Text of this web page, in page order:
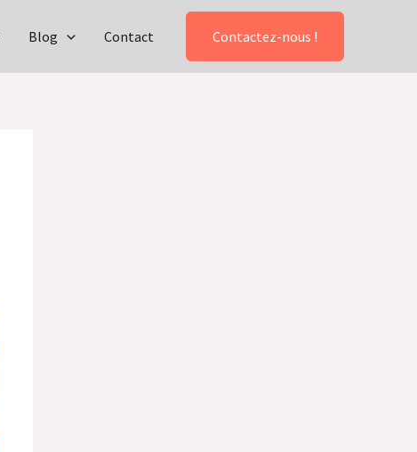
Blog Contact Contactez-nous !